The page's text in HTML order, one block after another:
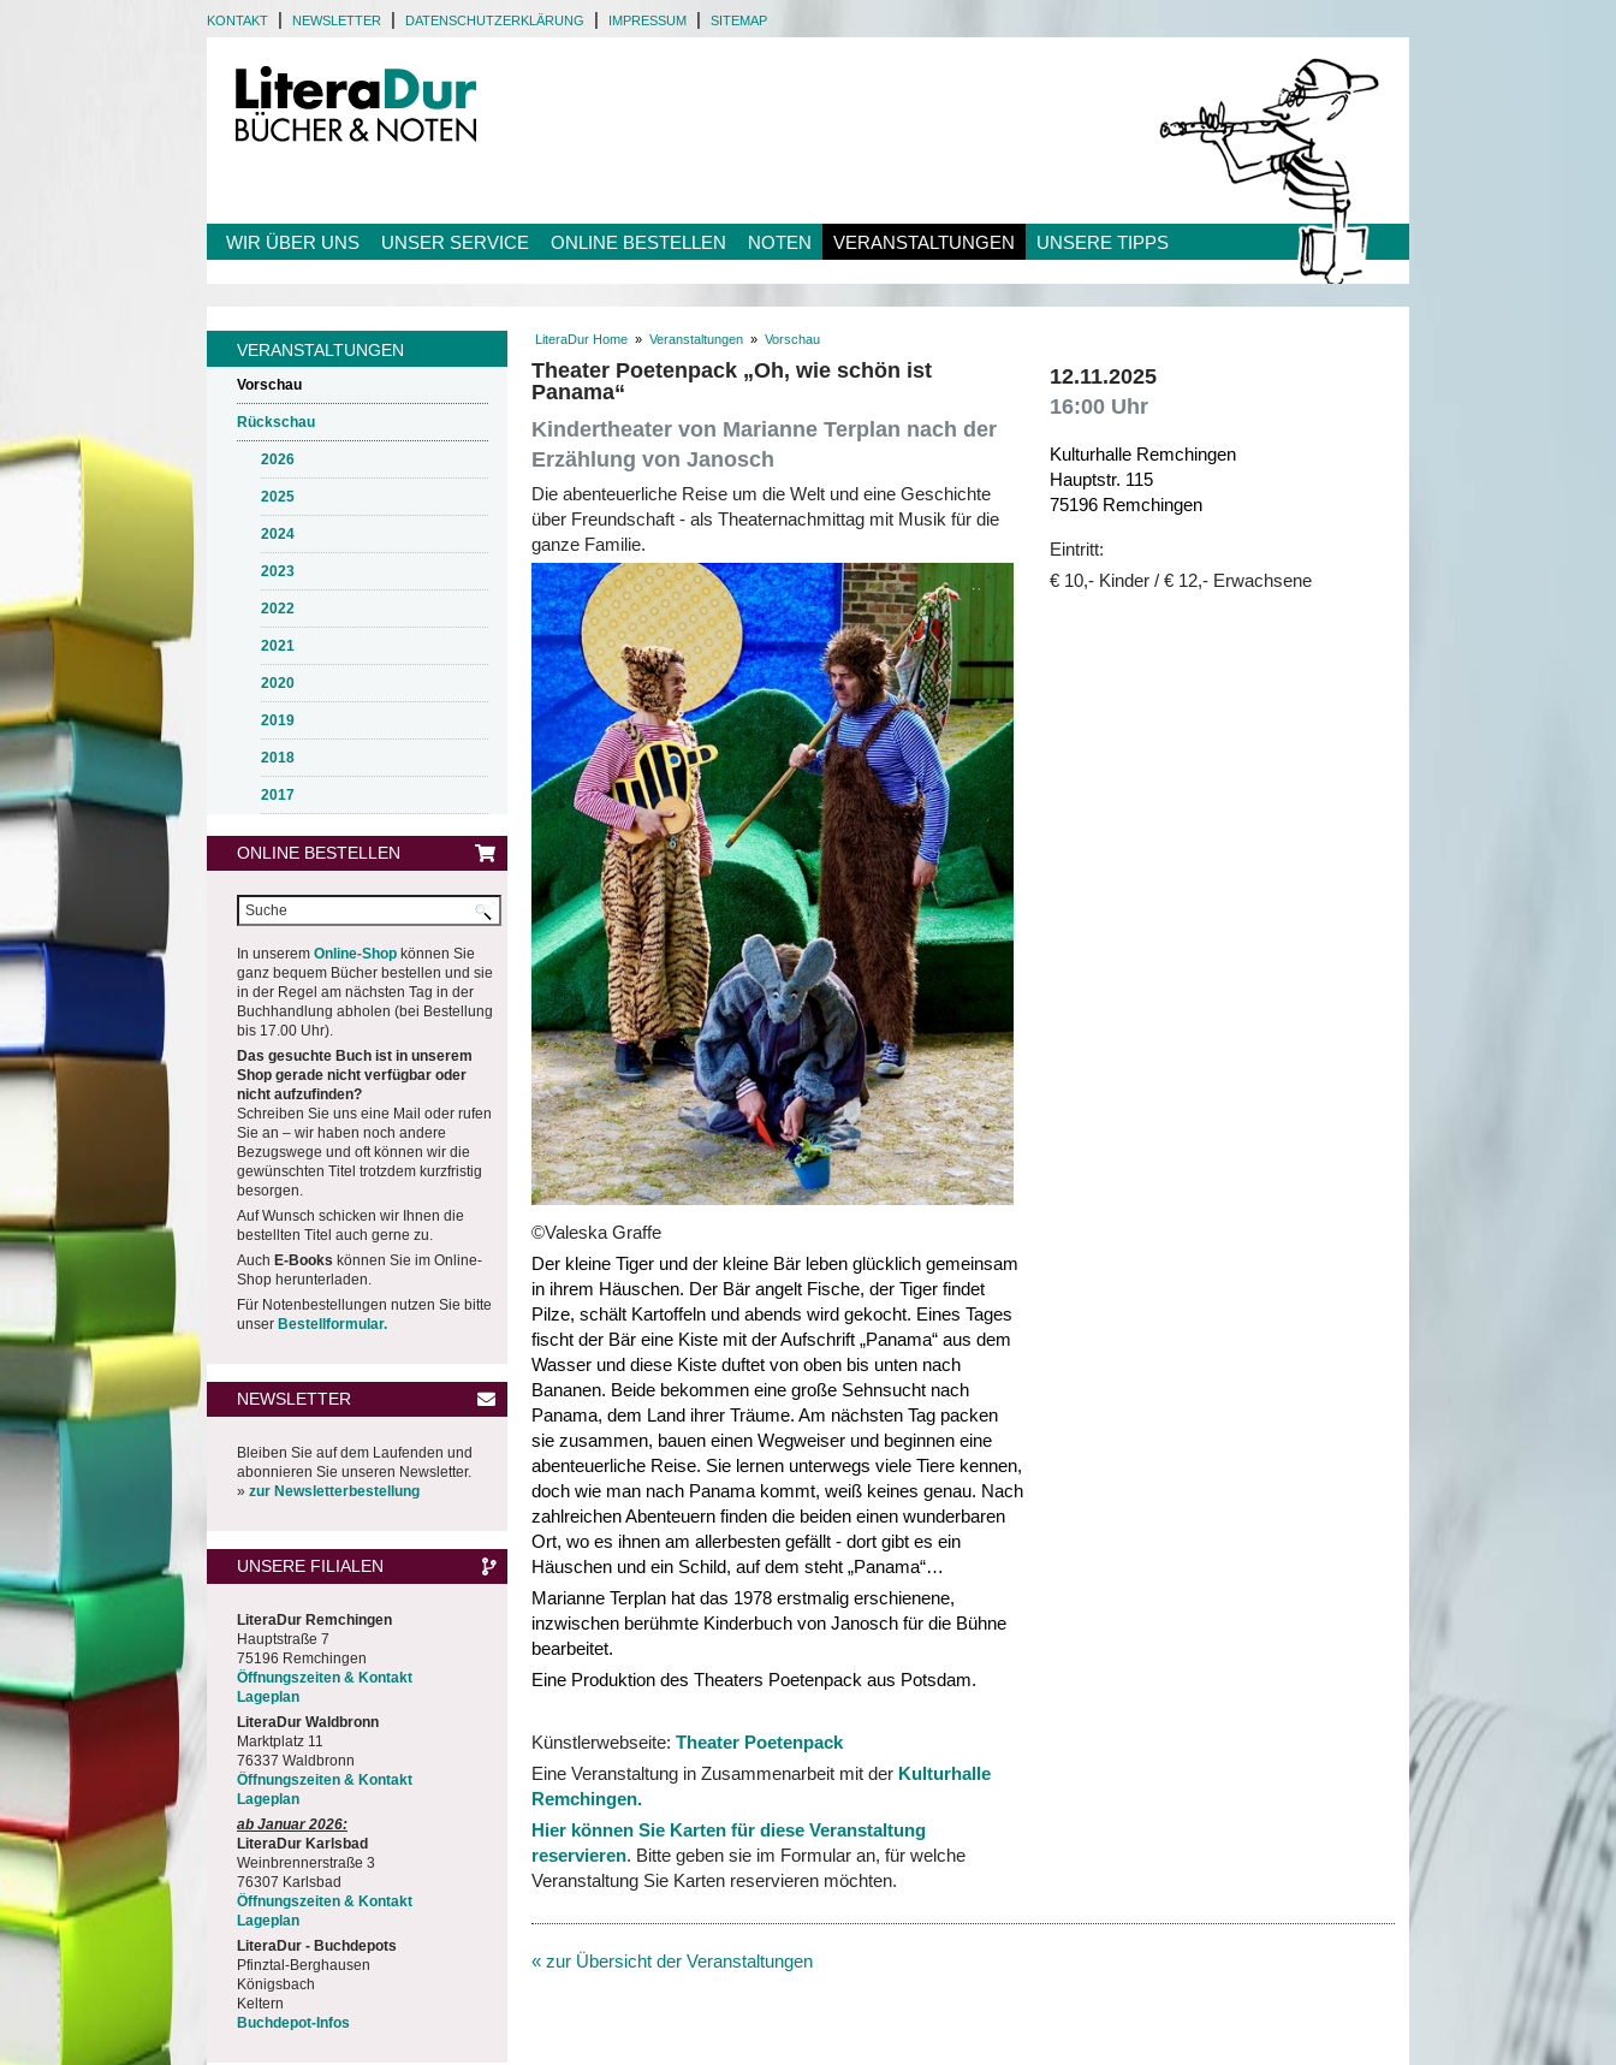
KONTAKT | NEWSLETTER | DATENSCHUTZERKLÄRUNG | IMPRESSUM | SITEMAP
WIR ÜBER UNS UNSER SERVICE ONLINE BESTELLEN NOTEN VERANSTALTUNGEN UNSERE TIPPS
VERANSTALTUNGEN
Vorschau
Rückschau
2026
2025
2024
2023
2022
2021
2020
2019
2018
2017
ONLINE BESTELLEN
In unserem Online-Shop können Sie
ganz bequem Bücher bestellen und sie
in der Regel am nächsten Tag in der
Buchhandlung abholen (bei Bestellung
bis 17.00 Uhr).
Das gesuchte Buch ist in unserem
Shop gerade nicht verfügbar oder
nicht aufzufinden?
Schreiben Sie uns eine Mail oder rufen
Sie an – wir haben noch andere
Bezugswege und oft können wir die
gewünschten Titel trotzdem kurzfristig
besorgen.
Auf Wunsch schicken wir Ihnen die
bestellten Titel auch gerne zu.
Auch E-Books können Sie im Online-
Shop herunterladen.
Für Notenbestellungen nutzen Sie bitte
unser Bestellformular.
NEWSLETTER
Bleiben Sie auf dem Laufenden und
abonnieren Sie unseren Newsletter.
» zur Newsletterbestellung
UNSERE FILIALEN
LiteraDur Remchingen
Hauptstraße 7
75196 Remchingen
Öffnungszeiten & Kontakt
Lageplan
LiteraDur Waldbronn
Marktplatz 11
76337 Waldbronn
Öffnungszeiten & Kontakt
Lageplan
ab Januar 2026:
LiteraDur Karlsbad
Weinbrennerstraße 3
76307 Karlsbad
Öffnungszeiten & Kontakt
Lageplan
LiteraDur - Buchdepots
Pfinztal-Berghausen
Königsbach
Keltern
Buchdepot-Infos
LiteraDur Home » Veranstaltungen » Vorschau
Theater Poetenpack „Oh, wie schön ist
Panama“
Kindertheater von Marianne Terplan nach der
Erzählung von Janosch
Die abenteuerliche Reise um die Welt und eine Geschichte
über Freundschaft - als Theaternachmittag mit Musik für die
ganze Familie.
©Valeska Graffe
Der kleine Tiger und der kleine Bär leben glücklich gemeinsam
in ihrem Häuschen. Der Bär angelt Fische, der Tiger findet
Pilze, schält Kartoffeln und abends wird gekocht. Eines Tages
fischt der Bär eine Kiste mit der Aufschrift „Panama“ aus dem
Wasser und diese Kiste duftet von oben bis unten nach
Bananen. Beide bekommen eine große Sehnsucht nach
Panama, dem Land ihrer Träume. Am nächsten Tag packen
sie zusammen, bauen einen Wegweiser und beginnen eine
abenteuerliche Reise. Sie lernen unterwegs viele Tiere kennen,
doch wie man nach Panama kommt, weiß keines genau. Nach
zahlreichen Abenteuern finden die beiden einen wunderbaren
Ort, wo es ihnen am allerbesten gefällt - dort gibt es ein
Häuschen und ein Schild, auf dem steht „Panama“…
Marianne Terplan hat das 1978 erstmalig erschienene,
inzwischen berühmte Kinderbuch von Janosch für die Bühne
bearbeitet.
Eine Produktion des Theaters Poetenpack aus Potsdam.
Künstlerwebseite: Theater Poetenpack
Eine Veranstaltung in Zusammenarbeit mit der Kulturhalle
Remchingen.
Hier können Sie Karten für diese Veranstaltung
reservieren. Bitte geben sie im Formular an, für welche
Veranstaltung Sie Karten reservieren möchten.
12.11.2025
16:00 Uhr
Kulturhalle Remchingen
Hauptstr. 115
75196 Remchingen
Eintritt:
€ 10,- Kinder / € 12,- Erwachsene
« zur Übersicht der Veranstaltungen